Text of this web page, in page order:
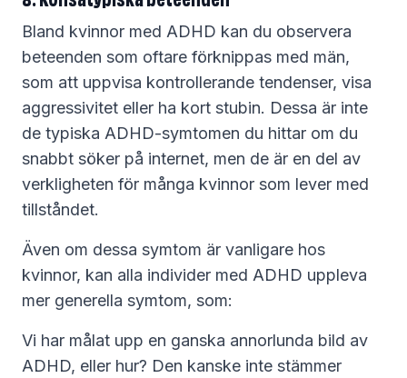
Bland kvinnor med ADHD kan du observera
beteenden som oftare förknippas med män,
som att uppvisa kontrollerande tendenser, visa
aggressivitet eller ha kort stubin. Dessa är inte
de typiska ADHD-symtomen du hittar om du
snabbt söker på internet, men de är en del av
verkligheten för många kvinnor som lever med
tillståndet.
Även om dessa symtom är vanligare hos
kvinnor, kan alla individer med ADHD uppleva
mer generella symtom, som:
Vi har målat upp en ganska annorlunda bild av
ADHD, eller hur? Den kanske inte stämmer